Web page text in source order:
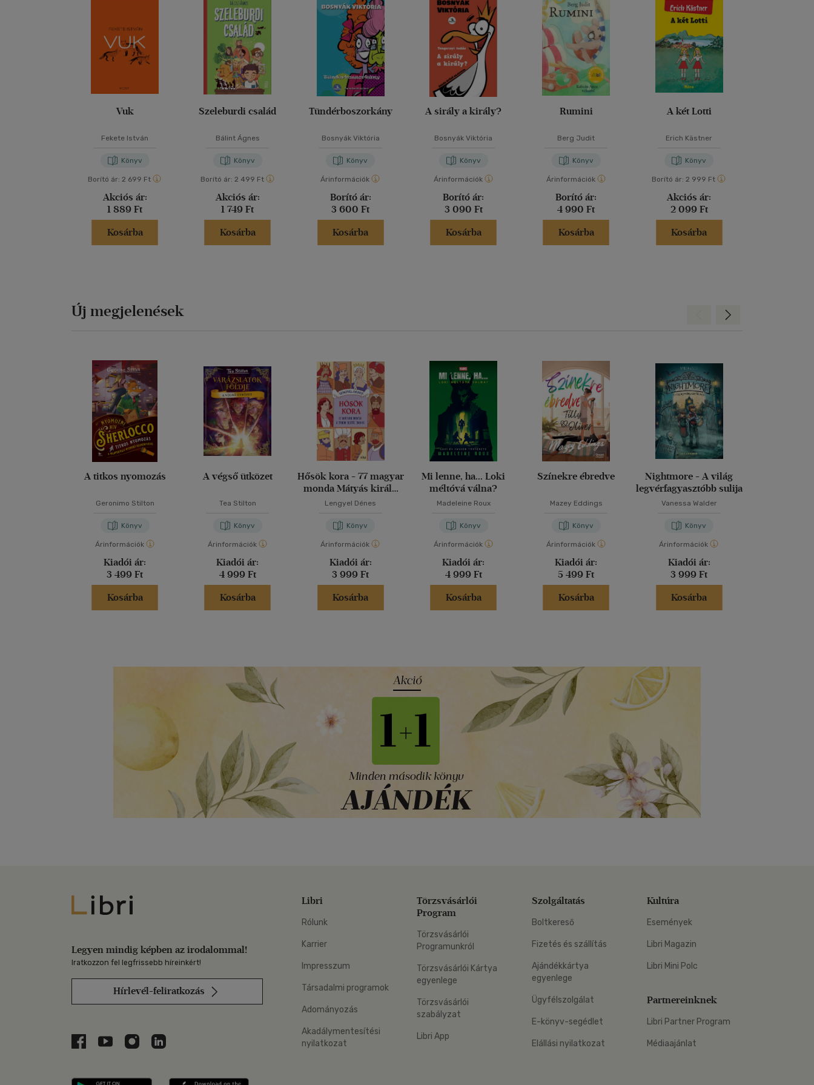
Vuk
Fekete István
Könyv
Borító ár: 2 699 Ft
Akciós ár:
1 889 Ft
Kosárba
Szeleburdi család
Bálint Ágnes
Könyv
Borító ár: 2 499 Ft
Akciós ár:
1 749 Ft
Kosárba
Tündérboszorkány
Bosnyák Viktória
Könyv
Árinformációk
Borító ár:
3 600 Ft
Kosárba
A sirály a király?
Bosnyák Viktória
Könyv
Árinformációk
Borító ár:
3 090 Ft
Kosárba
Rumini
Berg Judit
Könyv
Árinformációk
Borító ár:
4 990 Ft
Kosárba
A két Lotti
Erich Kästner
Könyv
Borító ár: 2 999 Ft
Akciós ár:
2 099 Ft
Kosárba
Új megjelenések
A titkos nyomozás
Geronimo Stilton
Könyv
Árinformációk
Kiadói ár:
3 499 Ft
Kosárba
A végső ütközet
Tea Stilton
Könyv
Árinformációk
Kiadói ár:
4 999 Ft
Kosárba
Hősök kora - 77 magyar
monda Mátyás király
korától 1848-ig
Lengyel Dénes
Könyv
Árinformációk
Kiadói ár:
3 999 Ft
Kosárba
Mi lenne, ha... Loki
méltóvá válna?
Madeleine Roux
Könyv
Árinformációk
Kiadói ár:
4 999 Ft
Kosárba
Színekre ébredve
Mazey Eddings
Könyv
Árinformációk
Kiadói ár:
5 499 Ft
Kosárba
Nightmore - A világ
legvérfagyasztóbb sulija
Vanessa Walder
Könyv
Árinformációk
Kiadói ár:
3 999 Ft
Kosárba
Előre
Libri
Legyen mindig képben az irodalommal!
Iratkozzon fel legfrissebb híreinkért!
Hírlevél-feliratkozás
Libri a Facebookon
Libri a Youtube-on
Libri az Instagramon
Libri a LinkedInen
Libri
Rólunk
Karrier
Impresszum
Társadalmi programok
Adományozás
Akadálymentesítési
nyilatkozat
Törzsvásárlói
Program
Törzsvásárlói
Programunkról
Törzsvásárlói Kártya
egyenlege
Törzsvásárlói
szabályzat
Libri App
Szolgáltatás
Boltkereső
Fizetés és szállítás
Ajándékkártya
egyenlege
Ügyfélszolgálat
E-könyv-segédlet
Elállási nyilatkozat
Kultúra
Események
Libri Magazin
Libri Mini Polc
Partnereinknek
Libri Partner Program
Médiaajánlat